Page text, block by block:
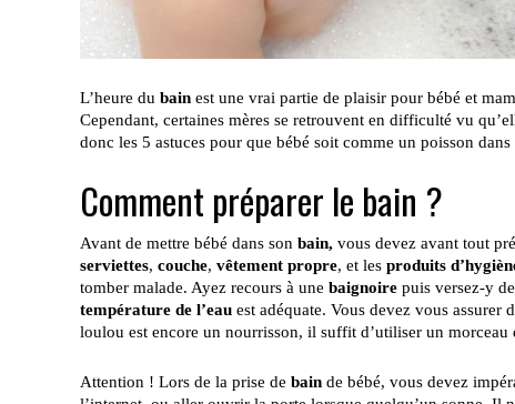
L’heure du bain est une vrai partie de plaisir pour bébé et
Cependant, certaines mères se retrouvent en difficulté vu
donc les 5 astuces pour que bébé soit comme un poisson dans
Comment préparer le bain ?
Avant de mettre bébé dans son bain, vous devez avant tout
serviettes, couche, vêtement propre, et les produits
tomber malade. Ayez recours à une baignoire puis versez-y
température de l’eau est adéquate. Vous devez vous assurer
loulou est encore un nourrisson, il suffit d’utiliser un morceau
Attention ! Lors de la prise de bain de bébé, vous devez